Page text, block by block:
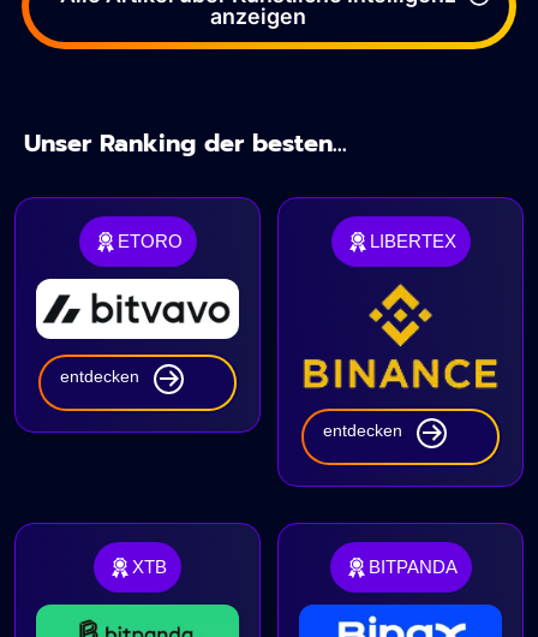
anzeigen
Unser Ranking der besten...
ETORO
entdecken
LIBERTEX
entdecken
XTB BITPANDA